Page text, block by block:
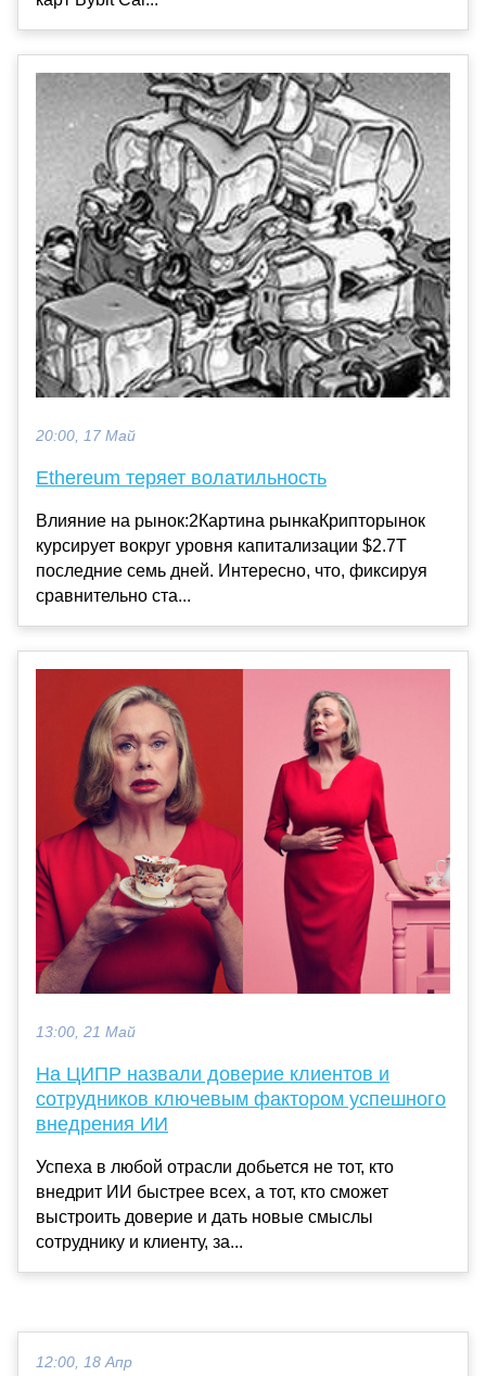
20:00, 17 Май
Ethereum теряет волатильность
Влияние на рынок:2Картина рынкаКрипторынок
курсирует вокруг уровня капитализации $2.7T
последние семь дней. Интересно, что, фиксируя
сравнительно ста...
13:00, 21 Май
На ЦИПР назвали доверие клиентов и
сотрудников ключевым фактором успешного
внедрения ИИ
Успеха в любой отрасли добьется не тот, кто
внедрит ИИ быстрее всех, а тот, кто сможет
выстроить доверие и дать новые смыслы
сотруднику и клиенту, за...
12:00, 18 Апр